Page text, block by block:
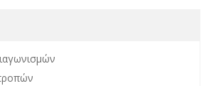
Διαγωνισμών filter
επιτροπών filter